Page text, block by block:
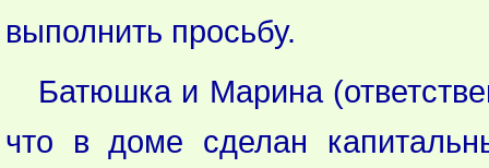
выполнить просьбу.
Батюшка и Марина
что в доме сделан